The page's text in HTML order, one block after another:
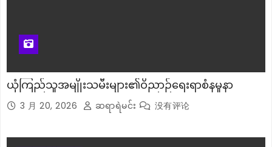
ယုံကြည်သူအမျိုးသမီးများ၏ဝိညာဉ်ရေးရာစံနမူနာ
3 月 20, 2026 ဆရာရဲမင်း 没有评论